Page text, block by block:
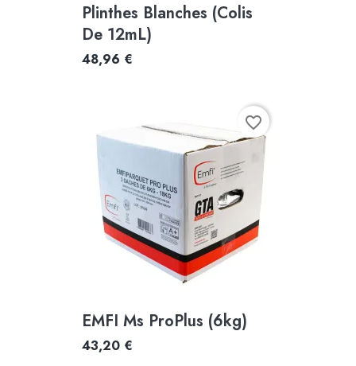
Plinthes Blanches (colis
De 12mL)
48,96 €
EMFI Ms ProPlus (6kg)
43,20 €
favorite_border